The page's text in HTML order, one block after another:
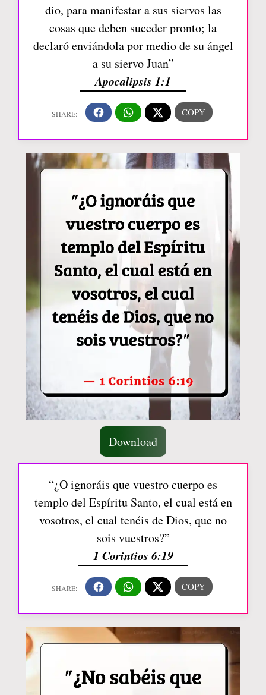
dio, para manifestar a sus siervos las
cosas que deben suceder pronto; la
declaró enviándola por medio de su ángel
a su siervo Juan”
Apocalipsis 1:1
Download
“¿O ignoráis que vuestro cuerpo es
templo del Espíritu Santo, el cual está en
vosotros, el cual tenéis de Dios, que no
sois vuestros?”
1 Corintios 6:19